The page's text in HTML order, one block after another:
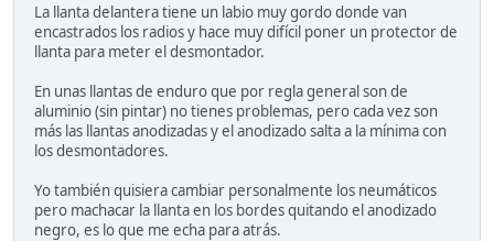
La llanta delantera tiene un labio muy gordo donde van
encastrados los radios y hace muy difícil poner un protector de
llanta para meter el desmontador.
En unas llantas de enduro que por regla general son de
aluminio (sin pintar) no tienes problemas, pero cada vez son
más las llantas anodizadas y el anodizado salta a la mínima con
los desmontadores.
Yo también quisiera cambiar personalmente los neumáticos
pero machacar la llanta en los bordes quitando el anodizado
negro, es lo que me echa para atrás.